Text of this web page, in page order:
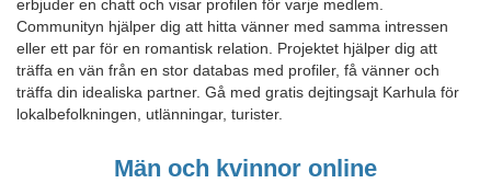
erbjuder en chatt och visar profilen för varje medlem.
Communityn hjälper dig att hitta vänner med samma intressen
eller ett par för en romantisk relation. Projektet hjälper dig att
träffa en vän från en stor databas med profiler, få vänner och
träffa din idealiska partner. Gå med gratis dejtingsajt Karhula för
lokalbefolkningen, utlänningar, turister.
Män och kvinnor online